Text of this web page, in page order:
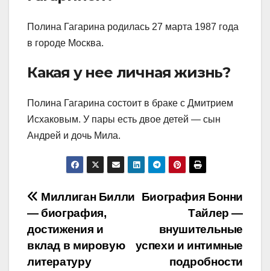
Полина Гагарина родилась 27 марта 1987 года
в городе Москва.
Какая у нее личная жизнь?
Полина Гагарина состоит в браке с Дмитрием
Исхаковым. У пары есть двое детей — сын
Андрей и дочь Мила.
Навигация
по
записям
Биография Бонни
Тайлер —
внушительные
успехи и интимные
подробности
Миллиган Билли
— биография,
достижения и
вклад в мировую
литературу